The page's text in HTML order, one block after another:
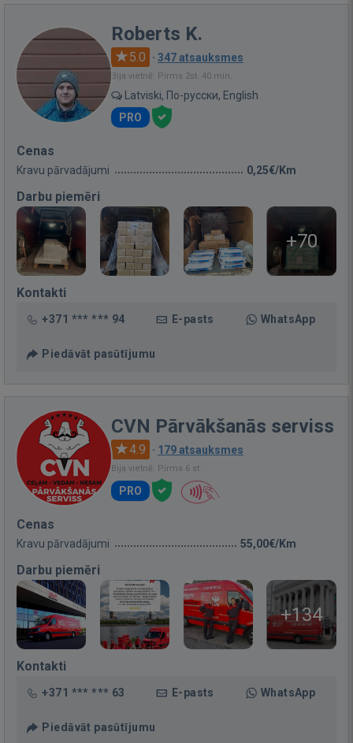
Roberts K.
5.0 · 347 atsauksmes
Bija vietnē: Pirms 2st. 40 min.
Latviski, По-русски, English
PRO
Cenas
Kravu pārvadājumi 0,25€/Km
Darbu piemēri
+70
Kontakti
+371 *** *** 94 E-pasts WhatsApp
Piedāvāt pasūtījumu
CVN Pārvākšanās serviss
4.9 · 179 atsauksmes
Bija vietnē: Pirms 6 st.
PRO
Cenas
Kravu pārvadājumi 55,00€/Km
Darbu piemēri
+134
Kontakti
+371 *** *** 63 E-pasts WhatsApp
Piedāvāt pasūtījumu